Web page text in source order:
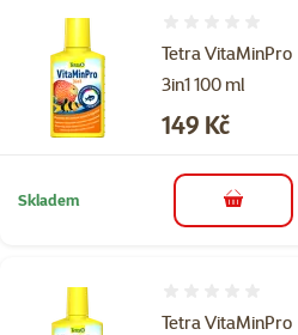
Tetra VitaMinPro
3in1 100 ml
Cena
149 Kč
Skladem do košíku
Tetra VitaMinPro